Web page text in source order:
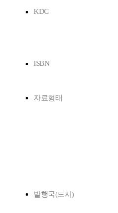
KDC
ISBN
자료형태
발행국(도시)